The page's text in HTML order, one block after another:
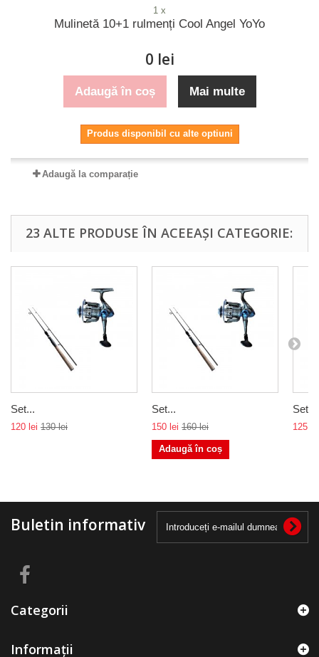
1 x
Mulinetă 10+1 rulmenți Cool Angel YoYo
0 lei
Adaugă în coș Mai multe
Produs disponibil cu alte optiuni
Adaugă la comparație
23 ALTE PRODUSE ÎN ACEEAȘI CATEGORIE:
Set...
120 lei 130 lei
Set...
150 lei 160 lei
Adaugă în coș
Set...
125 lei
Buletin informativ
Categorii
Informații